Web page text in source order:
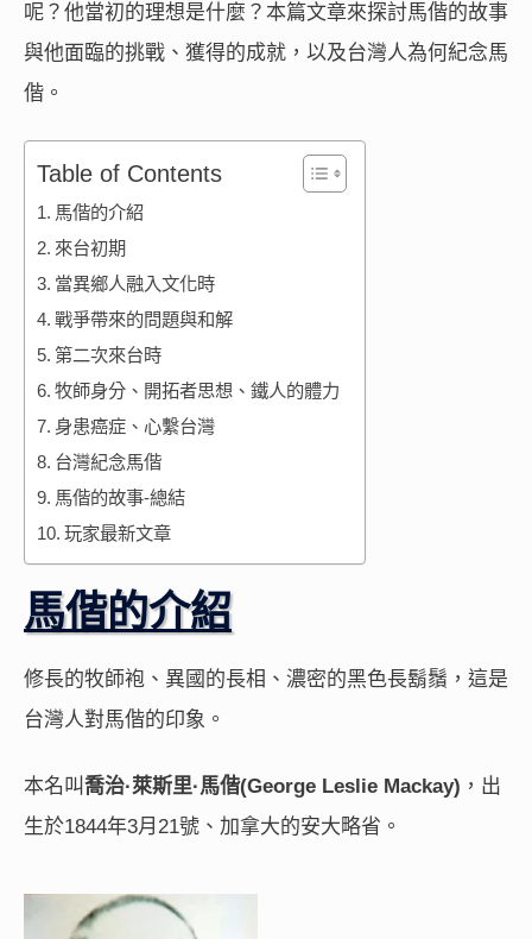
呢？他當初的理想是什麼？本篇文章來探討馬偕的故事
與他面臨的挑戰、獲得的成就，以及台灣人為何紀念馬
偕。
Table of Contents
馬偕的介紹
來台初期
當異鄉人融入文化時
戰爭帶來的問題與和解
第二次來台時
牧師身分、開拓者思想、鐵人的體力
身患癌症、心繫台灣
台灣紀念馬偕
馬偕的故事-總結
玩家最新文章
馬偕的介紹
修長的牧師袍、異國的長相、濃密的黑色長鬍鬚，這是
台灣人對馬偕的印象。
本名叫喬治·萊斯里·馬偕(George Leslie Mackay) ，出
生於1844年3月21號、加拿大的安大略省。